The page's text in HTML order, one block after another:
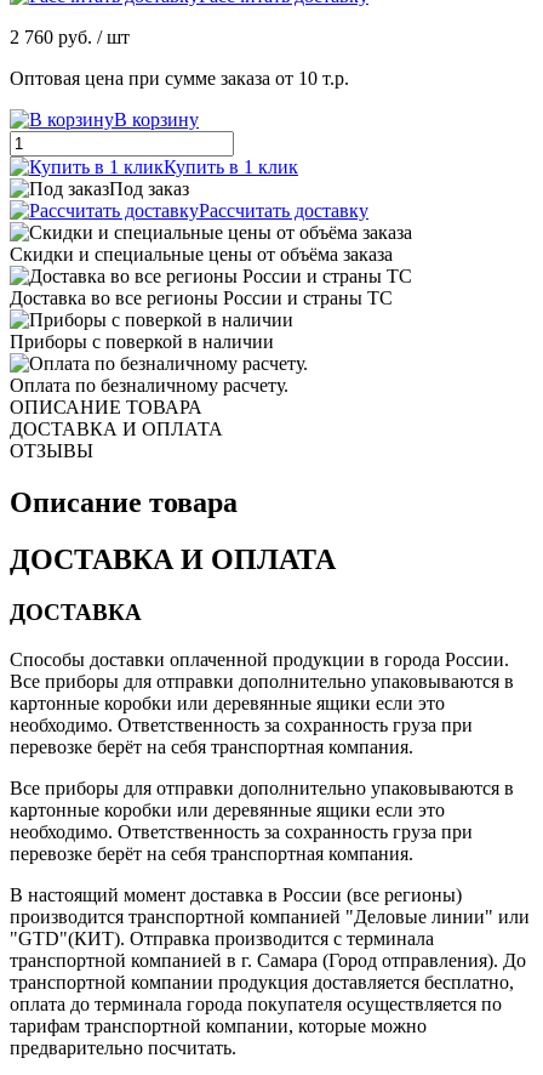
2 760 руб. / шт
Оптовая цена при сумме заказа от 10 т.р.
В корзину
Купить в 1 клик
Под заказ
Рассчитать доставку
Скидки и специальные цены от объёма заказа
Доставка во все регионы России и страны ТС
Приборы с поверкой в наличии
Оплата по безналичному расчету.
ОПИСАНИЕ ТОВАРА
ДОСТАВКА И ОПЛАТА
ОТЗЫВЫ
Описание товара
ДОСТАВКА И ОПЛАТА
ДОСТАВКА
Способы доставки оплаченной продукции в города России.
Все приборы для отправки дополнительно упаковываются в
картонные коробки или деревянные ящики если это
необходимо. Ответственность за сохранность груза при
перевозке берёт на себя транспортная компания.
Все приборы для отправки дополнительно упаковываются в
картонные коробки или деревянные ящики если это
необходимо. Ответственность за сохранность груза при
перевозке берёт на себя транспортная компания.
В настоящий момент доставка в России (все регионы)
производится транспортной компанией "Деловые линии" или
"GTD"(КИТ). Отправка производится с терминала
транспортной компанией в г. Самара (Город отправления). До
транспортной компании продукция доставляется бесплатно,
оплата до терминала города покупателя осуществляется по
тарифам транспортной компании, которые можно
предварительно посчитать.